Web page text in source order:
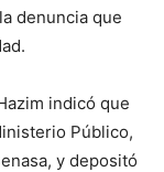
denuncia que
indicó que
Público,
y depositó